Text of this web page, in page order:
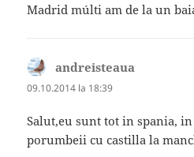
Madrid múlti am de la un
andreisteaua
09.10.2014 la 18:39
Salut,eu sunt tot in spania,
porumbeii cu castilla la